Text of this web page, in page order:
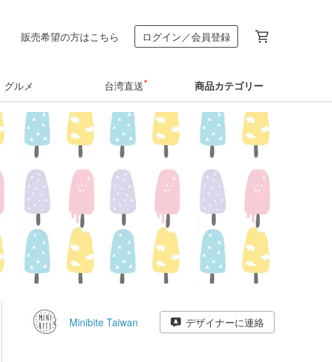
販売希望の方はこちら ログイン／会員登録
グルメ 台湾直送 商品カテゴリー
Minibite Taiwan デザイナーに連絡